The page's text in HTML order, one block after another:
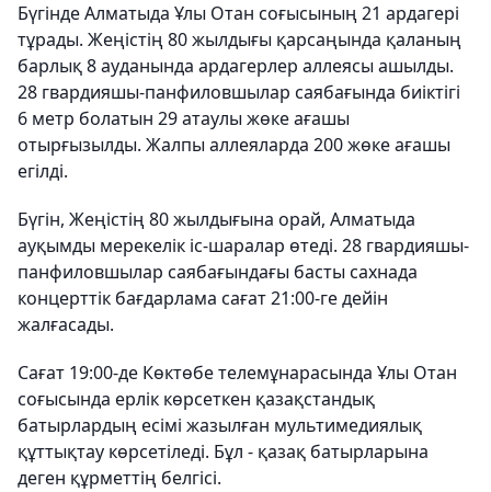
Бүгінде Алматыда Ұлы Отан соғысының 21 ардагері
тұрады. Жеңістің 80 жылдығы қарсаңында қаланың
барлық 8 ауданында ардагерлер аллеясы ашылды.
28 гвардияшы-панфиловшылар саябағында биіктігі
6 метр болатын 29 атаулы жөке ағашы
отырғызылды. Жалпы аллеяларда 200 жөке ағашы
егілді.
Бүгін, Жеңістің 80 жылдығына орай, Алматыда
ауқымды мерекелік іс-шаралар өтеді. 28 гвардияшы-
панфиловшылар саябағындағы басты сахнада
концерттік бағдарлама сағат 21:00-ге дейін
жалғасады.
Сағат 19:00-де Көктөбе телемұнарасында Ұлы Отан
соғысында ерлік көрсеткен қазақстандық
батырлардың есімі жазылған мультимедиялық
құттықтау көрсетіледі. Бұл - қазақ батырларына
деген құрметтің белгісі.